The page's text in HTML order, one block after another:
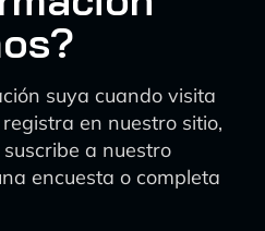
suya cuando visita
en nuestro sitio,
a nuestro
encuesta o completa